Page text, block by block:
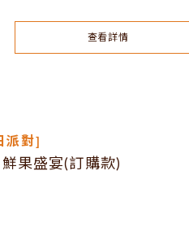
查看詳情
派對]
果盛宴(訂購款)